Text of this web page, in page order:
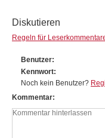
Diskutieren
Regeln für
Benutzer
Kennwort
Noch kein Benutzer?
Kommentar